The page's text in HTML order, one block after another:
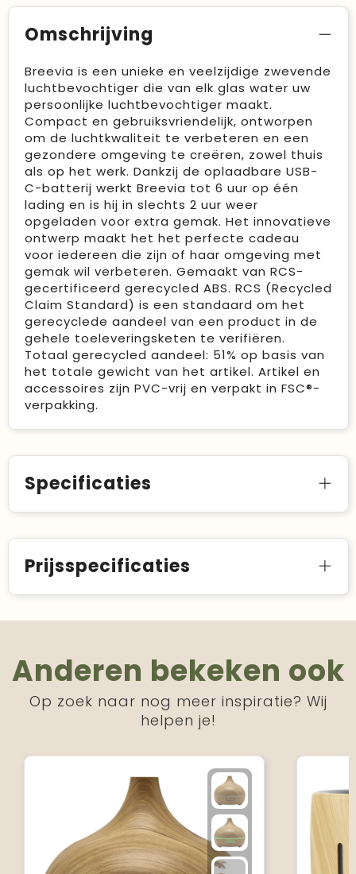
Omschrijving
Breevia is een unieke en veelzijdige zwevende
luchtbevochtiger die van elk glas water uw
persoonlijke luchtbevochtiger maakt.
Compact en gebruiksvriendelijk, ontworpen
om de luchtkwaliteit te verbeteren en een
gezondere omgeving te creëren, zowel thuis
als op het werk. Dankzij de oplaadbare USB-
C-batterij werkt Breevia tot 6 uur op één
lading en is hij in slechts 2 uur weer
opgeladen voor extra gemak. Het innovatieve
ontwerp maakt het het perfecte cadeau
voor iedereen die zijn of haar omgeving met
gemak wil verbeteren. Gemaakt van RCS-
gecertificeerd gerecycled ABS. RCS (Recycled
Claim Standard) is een standaard om het
gerecyclede aandeel van een product in de
gehele toeleveringsketen te verifiëren.
Totaal gerecycled aandeel: 51% op basis van
het totale gewicht van het artikel. Artikel en
accessoires zijn PVC-vrij en verpakt in FSC®-
verpakking.
Specificaties
Prijsspecificaties
Anderen bekeken ook
Op zoek naar nog meer inspiratie? Wij
helpen je!